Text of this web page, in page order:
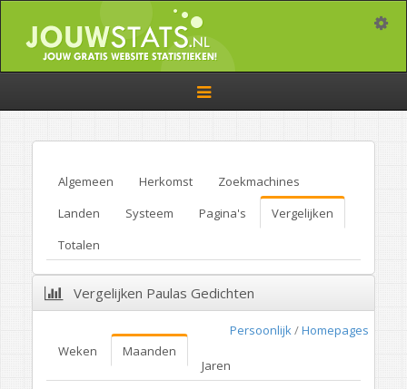
Toggle
navigation
Algemeen Herkomst
Zoekmachines
Landen
Systeem Pagina's
Vergelijken
Totalen
Vergelijken Paulas Gedichten
Persoonlijk /Homepages
Weken
Maanden
Jaren